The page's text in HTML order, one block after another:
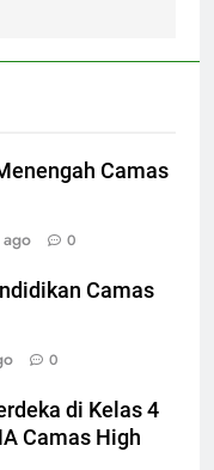
Camas
0
Camas
0
di Kelas 4
Camas High